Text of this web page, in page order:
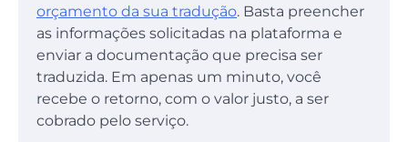
orçamento da sua tradução. Basta preencher
as informações solicitadas na plataforma e
enviar a documentação que precisa ser
traduzida. Em apenas um minuto, você
recebe o retorno, com o valor justo, a ser
cobrado pelo serviço.